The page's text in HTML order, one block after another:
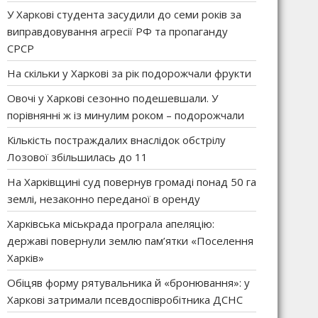
У Харкові студента засудили до семи років за
виправдовування агресії РФ та пропаганду
СРСР
На скільки у Харкові за рік подорожчали фрукти
Овочі у Харкові сезонно подешевшали. У
порівнянні ж із минулим роком – подорожчали
Кількість постраждалих внаслідок обстрілу
Лозової збільшилась до 11
На Харківщині суд повернув громаді понад 50 га
землі, незаконно переданої в оренду
Харківська міськрада програла апеляцію:
державі повернули землю пам’ятки «Поселення
Харків»
Обіцяв форму рятувальника й «бронювання»: у
Харкові затримали псевдоспівробітника ДСНС